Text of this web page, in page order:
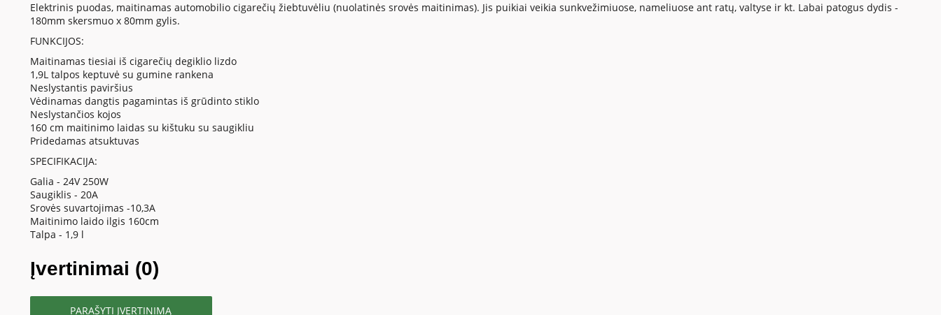
Elektrinis puodas, maitinamas automobilio cigarečių žiebtuvėliu (nuolatinės srovės maitinimas). Jis puikiai veikia sunkvežimiuose, nameliuose ant ratų, valtyse ir kt. Labai patogus dydis -
180mm skersmuo x 80mm gylis.
FUNKCIJOS:
Maitinamas tiesiai iš cigarečių degiklio lizdo
1,9L talpos keptuvė su gumine rankena
Neslystantis paviršius
Vėdinamas dangtis pagamintas iš grūdinto stiklo
Neslystančios kojos
160 cm maitinimo laidas su kištuku su saugikliu
Pridedamas atsuktuvas
SPECIFIKACIJA:
Galia - 24V 250W
Saugiklis - 20A
Srovės suvartojimas -10,3A
Maitinimo laido ilgis 160cm
Talpa - 1,9 l
Įvertinimai (0)
PARAŠYTI ĮVERTINIMĄ